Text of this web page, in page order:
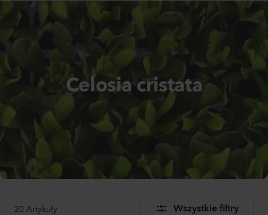
Celosia cristata
20 Artykuły Wszystkie filtry